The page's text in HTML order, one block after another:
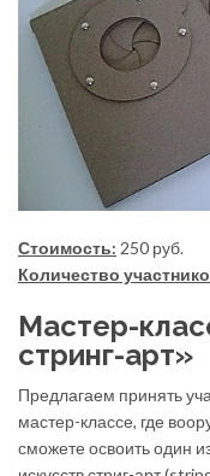
Стоимость: 250 руб.
Количество
Мастер-
стринг-арт»
Предлагаем принять
мастер-классе, где
сможете освоить один